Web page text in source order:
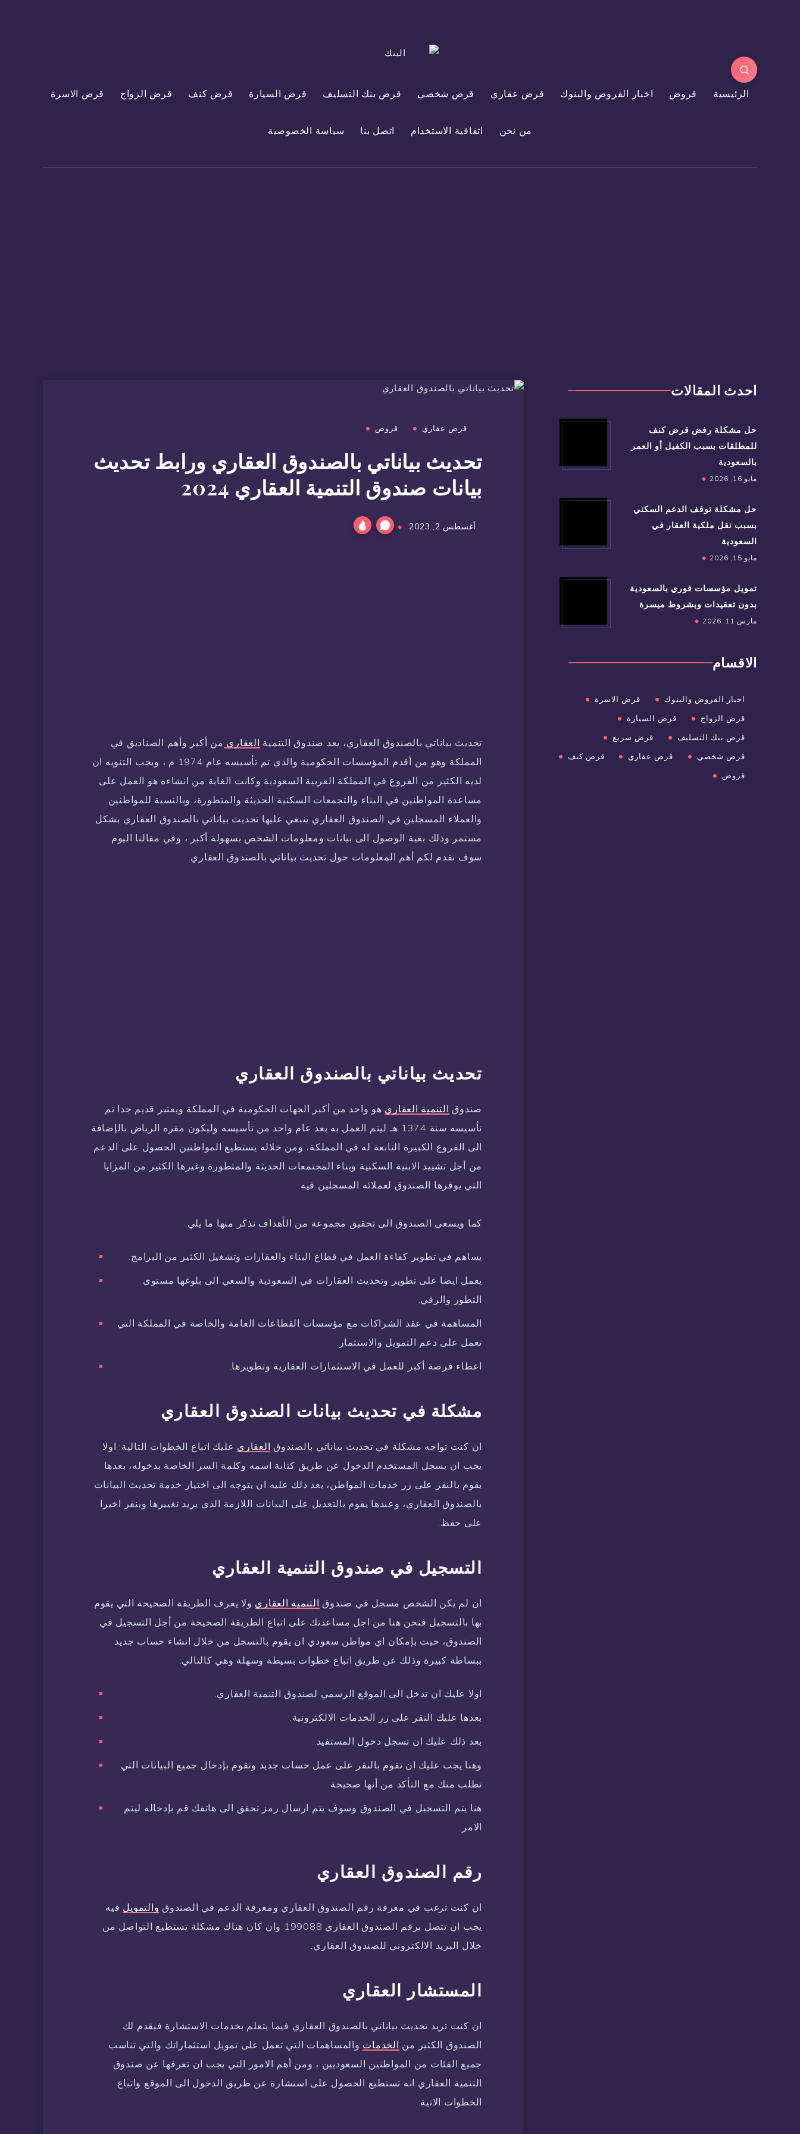
الرئيسية قروض اخبار القروض والبنوك قرض عقاري قرض شخصي قرض بنك التسليف قرض السيارة قرض كنف قرض الزواج قرض الاسرة
من نحن اتفاقية الاستخدام اتصل بنا سياسة الخصوصية
قرض عقاري قروض
تحديث بياناتي بالصندوق العقاري ورابط تحديث
بيانات صندوق التنمية العقاري 2024
أغسطس 2, 2023
تحديث بياناتي بالصندوق العقاري، يعد صندوق التنمية العقاري من أكبر وأهم الصناديق في
المملكة وهو من أقدم المؤسسات الحكومية والذي تم تأسيسه عام 1974 م ، ويجب التنويه ان
لديه الكثير من الفروع في المملكة العربية السعودية وكانت الغاية من انشاءه هو العمل على
مساعدة المواطنين في البناء والتجمعات السكنية الحديثة والمتطورة، وبالنسبة للمواطنين
والعملاء المسجلين في الصندوق العقاري ينبغي عليها تحديث بياناتي بالصندوق العقاري بشكل
مستمر وذلك بغية الوصول الى بيانات ومعلومات الشخص بسهولة أكبر ، وفي مقالنا اليوم
سوف نقدم لكم أهم المعلومات حول تحديث بياناتي بالصندوق العقاري.
تحديث بياناتي بالصندوق العقاري
صندوق التنمية العقاري هو واحد من أكبر الجهات الحكومية في المملكة ويعتبر قديم جدا تم
تأسيسه سنة 1374 هـ ليتم العمل به بعد عام واحد من تأسيسه وليكون مقره الرياض بالإضافة
الى الفروع الكبيرة التابعة له في المملكة، ومن خلاله يستطيع المواطنين الحصول على الدعم
من أجل تشييد الابنية السكنية وبناء المجتمعات الحديثة والمتطورة وغيرها الكثير من المزايا
التي يوفرها الصندوق لعملائه المسجلين فيه.
كما ويسعى الصندوق الى تحقيق مجموعة من الأهداف نذكر منها ما يلي:
يساهم في تطوير كفاءة العمل في قطاع البناء والعقارات وتشغيل الكثير من البرامج.
يعمل ايضا على تطوير وتحديث العقارات في السعودية والسعي الى بلوغها مستوى
التطور والرقي.
المساهمة في عقد الشراكات مع مؤسسات القطاعات العامة والخاصة في المملكة التي
تعمل على دعم التمويل والاستثمار.
اعطاء فرصة أكبر للعمل في الاستثمارات العقارية وتطويرها.
مشكلة في تحديث بيانات الصندوق العقاري
ان كنت تواجه مشكلة في تحديث بياناتي بالصندوق العقاري عليك اتباع الخطوات التالية: اولا
يجب ان يسجل المستخدم الدخول عن طريق كتابة اسمه وكلمة السر الخاصة بدخوله، بعدها
يقوم بالنقر على زر خدمات المواطن، بعد ذلك عليه ان يتوجه الى اختيار خدمة تحديث البيانات
بالصندوق العقاري، وعندها يقوم بالتعديل على البيانات اللازمة الذي يريد تغييرها وينقر اخيرا
على حفظ.
التسجيل في صندوق التنمية العقاري
ان لم يكن الشخص مسجل في صندوق التنمية العقاري ولا يعرف الطريقة الصحيحة التي يقوم
بها بالتسجيل فنحن هنا من اجل مساعدتك على اتباع الطريقة الصحيحة من أجل التسجيل في
الصندوق، حيث بإمكان اي مواطن سعودي ان يقوم بالتسجل من خلال انشاء حساب جديد
ببساطة كبيرة وذلك عن طريق اتباع خطوات بسيطة وسهلة وهي كالتالي:
اولا عليك ان تدخل الى الموقع الرسمي لصندوق التنمية العقاري.
بعدها عليك النقر على زر الخدمات الالكترونية.
بعد ذلك عليك ان تسجل دخول المستفيد.
وهنا يجب عليك ان تقوم بالنقر على عمل حساب جديد وتقوم بإدخال جميع البيانات التي
تطلب منك مع التأكد من أنها صحيحة.
هنا يتم التسجيل في الصندوق وسوف يتم ارسال رمز تحقق الى هاتفك قم بإدخاله ليتم
الامر.
رقم الصندوق العقاري
ان كنت ترغب في معرفة رقم الصندوق العقاري ومعرفة الدعم في الصندوق والتمويل فيه
يجب ان تتصل برقم الصندوق العقاري 199088 وان كان هناك مشكلة تستطيع التواصل من
خلال البريد الالكتروني للصندوق العقاري.
المستشار العقاري
ان كنت تريد تحديث بياناتي بالصندوق العقاري فيما يتعلم بخدمات الاستشارة فيقدم لك
الصندوق الكثير من الخدمات والمساهمات التي تعمل على تمويل استثماراتك والتي تناسب
جميع الفئات من المواطنين السعوديين ، ومن أهم الامور التي يجب ان تعرفها عن صندوق
التنمية العقاري انه تستطيع الحصول على استشارة عن طريق الدخول الى الموقع واتباع
الخطوات الاتية:
احدث المقالات
حل مشكلة رفض قرض كنف
للمطلقات بسبب الكفيل أو العمر
بالسعودية
مايو 16, 2026
حل مشكلة توقف الدعم السكني
بسبب نقل ملكية العقار في
السعودية
مايو 15, 2026
تمويل مؤسسات فوري بالسعودية
بدون تعقيدات وبشروط ميسرة
مارس 11, 2026
الاقسام
اخبار القروض والبنوك
قرض الاسرة
قرض الزواج
قرض السيارة
قرض بنك التسليف
قرض سريع
قرض شخصي
قرض عقاري
قرض كنف
قروض